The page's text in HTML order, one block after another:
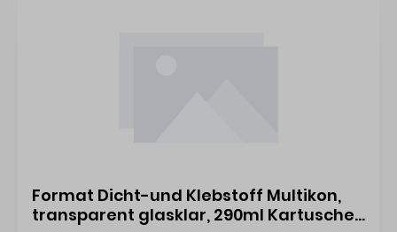
Format Dicht-und Klebstoff Multikon,
transparent glasklar, 290ml Kartusche